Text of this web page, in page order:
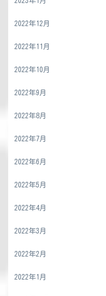
2022年12月
2022年11月
2022年10月
2022年9月
2022年8月
2022年7月
2022年6月
2022年5月
2022年4月
2022年3月
2022年2月
2022年1月